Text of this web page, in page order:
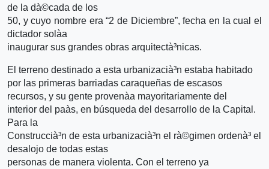
de la dà©cada de los
50, y cuyo nombre era “2 de Diciembre”, fecha en la cual el
dictador solà­a
inaugurar sus grandes obras arquitectà³nicas.
El terreno destinado a esta urbanizacià³n estaba habitado
por las primeras barriadas caraqueñas de escasos
recursos, y su gente provenà­a mayoritariamente del
interior del paà­s, en búsqueda del desarrollo de la Capital.
Para la
Construccià³n de esta urbanizacià³n el rà©gimen ordenà³ el
desalojo de todas estas
personas de manera violenta. Con el terreno ya